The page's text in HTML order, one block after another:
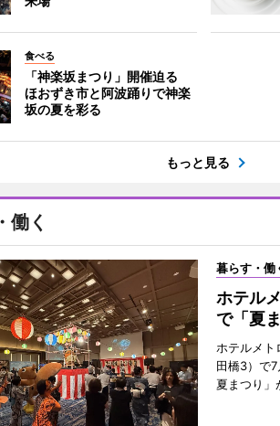
食べる
「神楽坂まつり」開催迫る
ほおずき市と阿波踊りで神楽
坂の夏を彩る
もっと見る
働く
暮らす・働
ホテル
で「夏
ホテルメト
田橋3）で
夏まつり」